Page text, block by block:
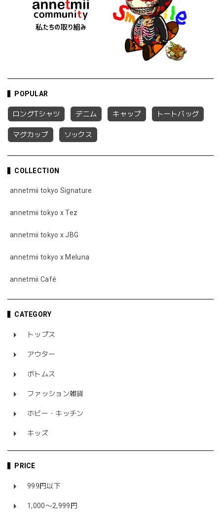
POPULAR
ロングTシャツ デニム キャップ トートバッグ
マグカップ ソックス
COLLECTION
annetmii tokyo Signature
annetmii tokyo x Tez
annetmii tokyo x JBG
annetmii tokyo x Meluna
annetmii Café
CATEGORY
トップス
アウター
ボトムス
ファッション雑貨
ホビー・キッチン
キッズ
PRICE
999円以下
1,000〜2,999円